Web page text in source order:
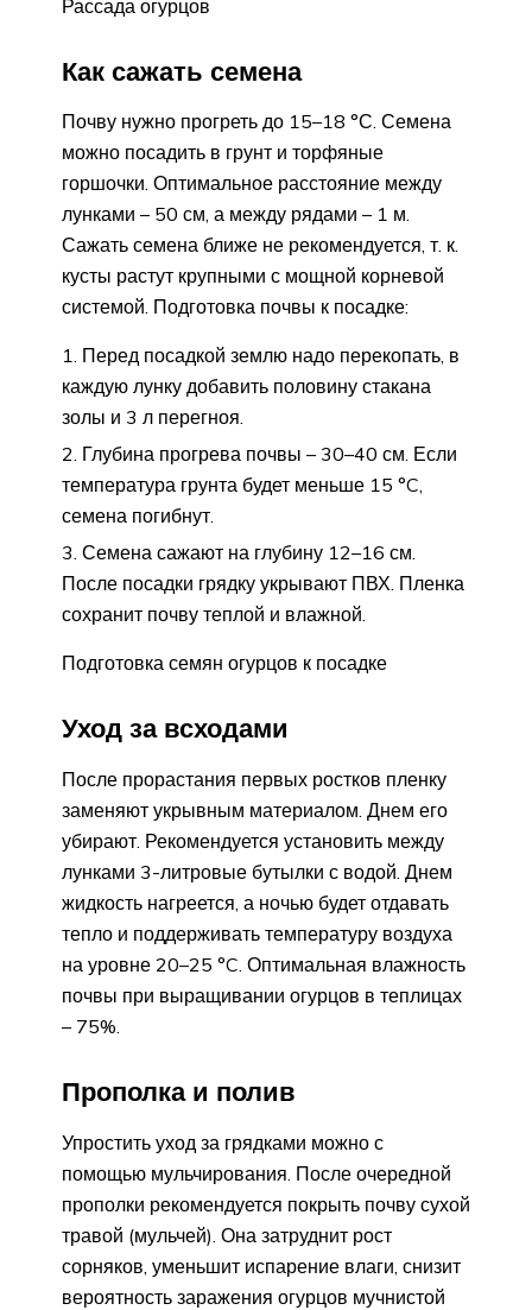
Рассада огурцов
Как сажать семена
Почву нужно прогреть до 15–18 °С. Семена
можно посадить в грунт и торфяные
горшочки. Оптимальное расстояние между
лунками – 50 см, а между рядами – 1 м.
Сажать семена ближе не рекомендуется, т. к.
кусты растут крупными с мощной корневой
системой. Подготовка почвы к посадке:
Перед посадкой землю надо перекопать, в
каждую лунку добавить половину стакана
золы и 3 л перегноя.
Глубина прогрева почвы – 30–40 см. Если
температура грунта будет меньше 15 °C,
семена погибнут.
Семена сажают на глубину 12–16 см.
После посадки грядку укрывают ПВХ. Пленка
сохранит почву теплой и влажной.
Подготовка семян огурцов к посадке
Уход за всходами
После прорастания первых ростков пленку
заменяют укрывным материалом. Днем его
убирают. Рекомендуется установить между
лунками 3-литровые бутылки с водой. Днем
жидкость нагреется, а ночью будет отдавать
тепло и поддерживать температуру воздуха
на уровне 20–25 °C. Оптимальная влажность
почвы при выращивании огурцов в теплицах
– 75%.
Прополка и полив
Упростить уход за грядками можно с
помощью мульчирования. После очередной
прополки рекомендуется покрыть почву сухой
травой (мульчей). Она затруднит рост
сорняков, уменьшит испарение влаги, снизит
вероятность заражения огурцов мучнистой